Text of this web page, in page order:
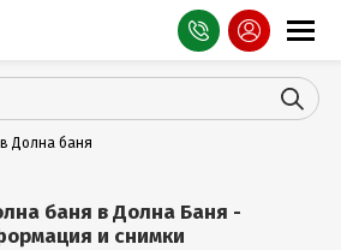
Долна баня
баня в Долна Баня -
и снимки